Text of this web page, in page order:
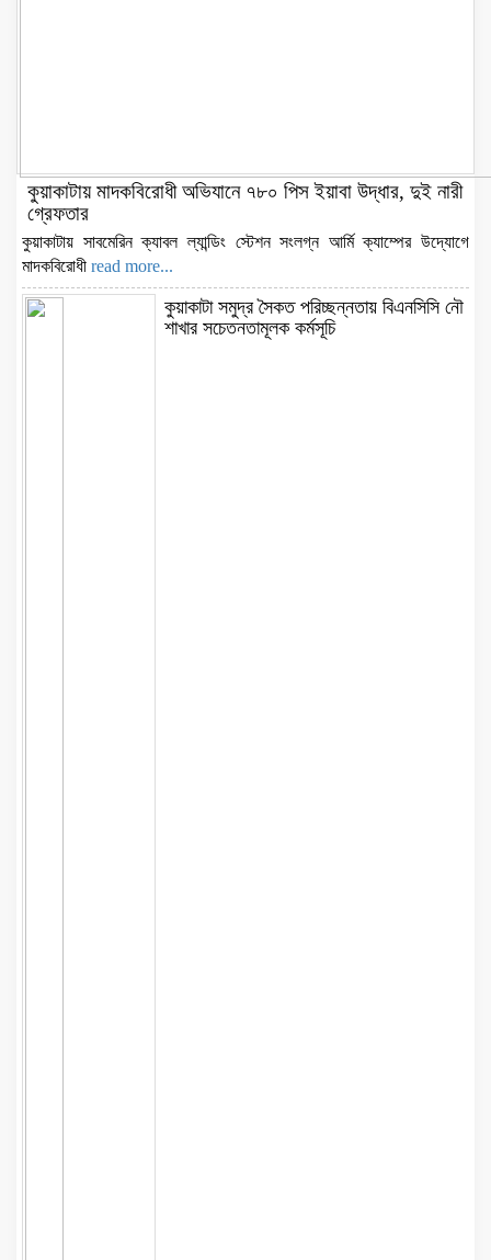
কুয়াকাটায় মাদকবিরোধী অভিযানে ৭৮০ পিস ইয়াবা উদ্ধার, দুই নারী
গ্রেফতার
কুয়াকাটায় সাবমেরিন ক্যাবল ল্যান্ডিং স্টেশন সংলগ্ন আর্মি ক্যাম্পের উদ্যোগে
মাদকবিরোধী read more...
কুয়াকাটা সমুদ্র সৈকত পরিচ্ছন্নতায় বিএনসিসি নৌ
শাখার সচেতনতামূলক কর্মসূচি